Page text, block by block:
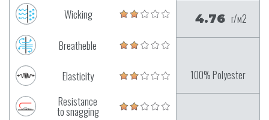
Wicking
Breatheble
Elasticity
Resistance
to snagging
4.76 г/м2
100% Polyester